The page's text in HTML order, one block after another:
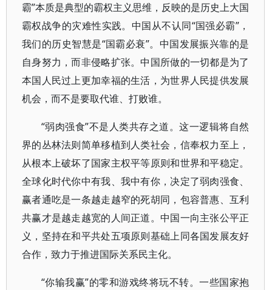
霸”本质是典型的霸权主义思维，反映的是历史上大国
霸权战争的灾难性实践。中国从不认同“国强必霸”，
我们的历史智慧是“国霸必衰”。中国发展振兴靠的是
自身努力，而非侵略扩张。中国所做的一切都是为了
本国人民过上更加幸福的生活，为世界人民提供发展
机会，而不是要取代谁、打败谁。
“弱肉强食”不是人类共存之道。这一逻辑将自然
界的丛林法则简单移植到人类社会，信奉权力至上，
从根本上破坏了国家主权平等原则和世界和平稳定。
全球化时代你中有我、我中有你，决定了弱肉强食、
赢者通吃是一条越走越窄的死胡同，包容普惠、互利
共赢才是越走越宽的人间正道。中国一向主张公平正
义，坚持在和平共处五项原则基础上同各国发展友好
合作，致力于推进国际关系民主化。
“你输我赢”的零和游戏终将玩不转。一些国家抱